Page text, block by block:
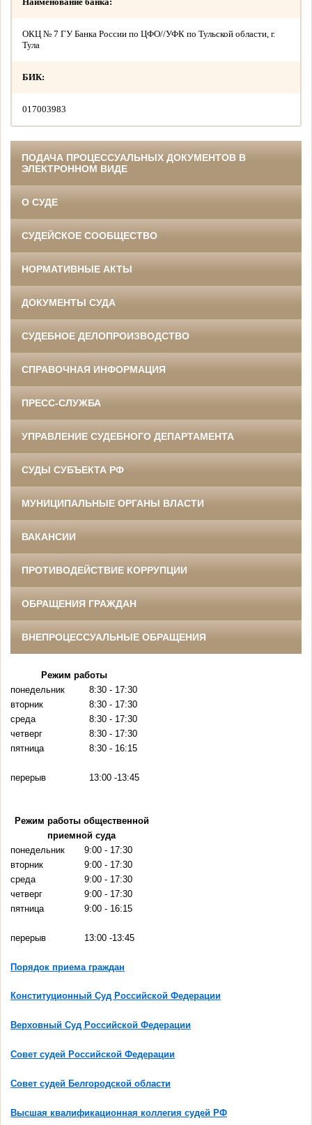
ОКЦ № 7 ГУ Банка России по ЦФО//УФК по Тульской области, г.
Тула
БИК:
017003983
ПОДАЧА ПРОЦЕССУАЛЬНЫХ ДОКУМЕНТОВ В
ЭЛЕКТРОННОМ ВИДЕ
О СУДЕ
СУДЕЙСКОЕ СООБЩЕСТВО
НОРМАТИВНЫЕ АКТЫ
ДОКУМЕНТЫ СУДА
СУДЕБНОЕ ДЕЛОПРОИЗВОДСТВО
СПРАВОЧНАЯ ИНФОРМАЦИЯ
ПРЕСС-СЛУЖБА
УПРАВЛЕНИЕ СУДЕБНОГО ДЕПАРТАМЕНТА
СУДЫ СУБЪЕКТА РФ
МУНИЦИПАЛЬНЫЕ ОРГАНЫ ВЛАСТИ
ВАКАНСИИ
ПРОТИВОДЕЙСТВИЕ КОРРУПЦИИ
ОБРАЩЕНИЯ ГРАЖДАН
ВНЕПРОЦЕССУАЛЬНЫЕ ОБРАЩЕНИЯ
Режим работы
понедельник
вторник
среда
четверг
пятница
перерыв
8:30 - 17:30
8:30 - 17:30
8:30 - 17:30
8:30 - 17:30
8:30 - 16:15
13:00 -13:45
Режим работыобщественной
приемной суда
понедельник
вторник
среда
четверг
пятница
9:00 - 17:30
9:00 - 17:30
9:00 - 17:30
9:00 - 17:30
9:00 - 16:15
перерыв 13:00 -13:45
Порядок приема граждан
Конституционный Суд Российской Федерации
Верховный Суд Российской Федерации
Совет судей Российской Федерации
Совет судей Белгородской области
Высшая квалификационная коллегия судей РФ